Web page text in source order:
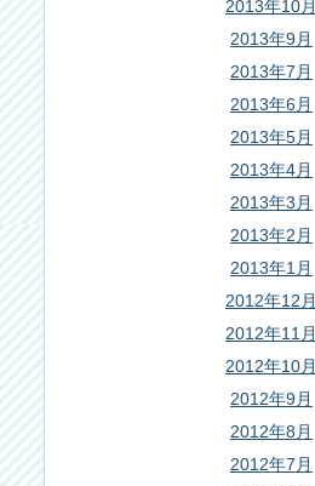
2013年10月
2013年9月
2013年7月
2013年6月
2013年5月
2013年4月
2013年3月
2013年2月
2013年1月
2012年12月
2012年11月
2012年10月
2012年9月
2012年8月
2012年7月